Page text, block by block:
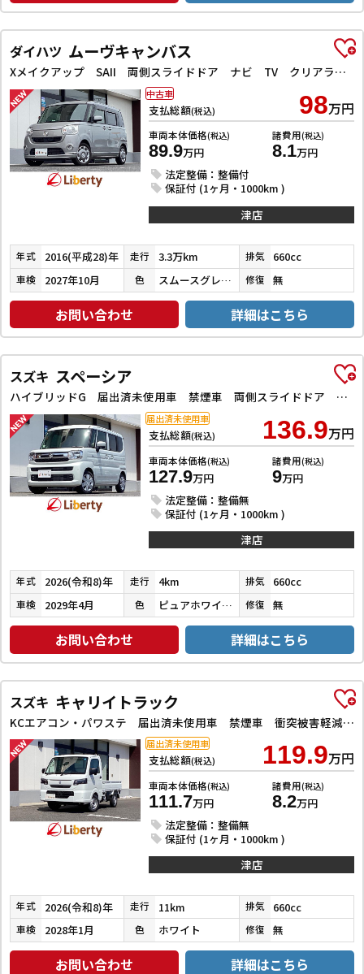
ダイハツ ムーヴキャンバス
Xメイクアップ SAII 両側スライドドア ナビ TV クリアランスソナー 衝突被害軽減システム オートライト スマートキー アイドリングストップ 電動格納ミラー ベンチシート CVT ABS ESC CD
支払総額(税込) 98万円
車両本体価格(税込)
89.9万円
諸費用(税込)
8.1万円
法定整備：整備付
保証付 (1ヶ月・1000km )
中古車
津店
年式 2016(平成28)年 走行 3.3万km 排気 660cc
車検 2027年10月 色 スムースグレーマイカメタリック 修復 無
お問い合わせ 詳細はこちら
スズキ スペーシア
ハイブリッドG 届出済未使用車 禁煙車 両側スライドドア クリアランスソナー レーンアシスト 衝突被害軽減システム オートライト LEDヘッドランプ スマートキー アイドリングストップ 盗難防止システム
支払総額(税込) 136.9万円
車両本体価格(税込)
127.9万円
諸費用(税込)
9万円
法定整備：整備無
保証付 (1ヶ月・1000km )
届出済未使用車
津店
年式 2026(令和8)年 走行 4km 排気 660cc
車検 2029年4月 色 ピュアホワイトパール 修復 無
お問い合わせ 詳細はこちら
スズキ キャリイトラック
KCエアコン・パワステ 届出済未使用車 禁煙車 衝突被害軽減システム クリアランスソナー レーンアシスト アイドリングストップ オートライト ESC エアコン パワーウィンドウ 運転席エアバッグ 助手席エアバッグ
支払総額(税込) 119.9万円
車両本体価格(税込)
111.7万円
諸費用(税込)
8.2万円
法定整備：整備無
保証付 (1ヶ月・1000km )
届出済未使用車
津店
年式 2026(令和8)年 走行 11km 排気 660cc
車検 2028年1月 色 ホワイト 修復 無
お問い合わせ 詳細はこちら